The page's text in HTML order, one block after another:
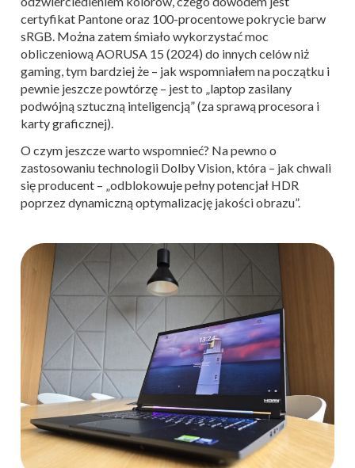
certyfikat Pantone oraz 100-procentowe pokrycie barw
sRGB. Można zatem śmiało wykorzystać moc
obliczeniową AORUSA 15 (2024) do innych celów niż
gaming, tym bardziej że – jak wspomniałem na początku i
pewnie jeszcze powtórzę – jest to „laptop zasilany
podwójną sztuczną inteligencją” (za sprawą procesora i
karty graficznej).
O czym jeszcze warto wspomnieć? Na pewno o
zastosowaniu technologii Dolby Vision, która – jak chwali
się producent – „odblokowuje pełny potencjał HDR
poprzez dynamiczną optymalizację jakości obrazu”.